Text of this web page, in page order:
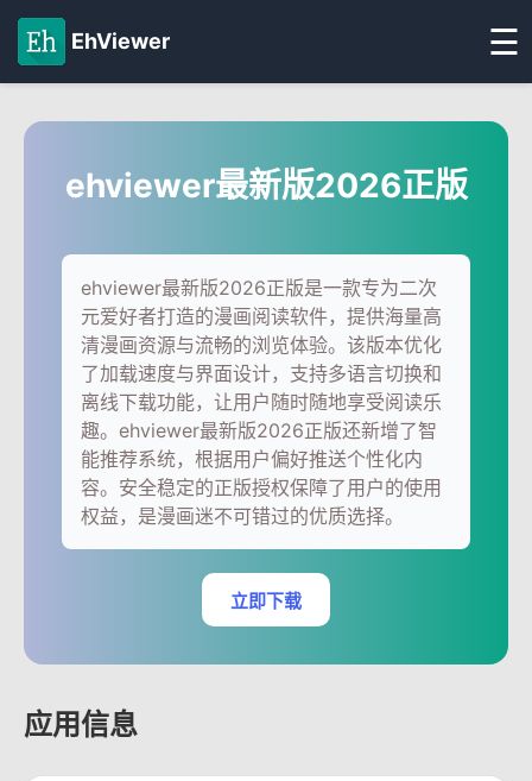
EhViewer ☰
ehviewer最新版2026正版
ehviewer最新版2026正版是一款专为二次
元爱好者打造的漫画阅读软件，提供海量高
清漫画资源与流畅的浏览体验。该版本优化
了加载速度与界面设计，支持多语言切换和
离线下载功能，让用户随时随地享受阅读乐
趣。ehviewer最新版2026正版还新增了智
能推荐系统，根据用户偏好推送个性化内
容。安全稳定的正版授权保障了用户的使用
权益，是漫画迷不可错过的优质选择。
立即下载
应用信息